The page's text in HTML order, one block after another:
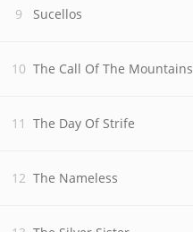
Sucellos
The Call Of The Mountains
The Day Of Strife
The Nameless